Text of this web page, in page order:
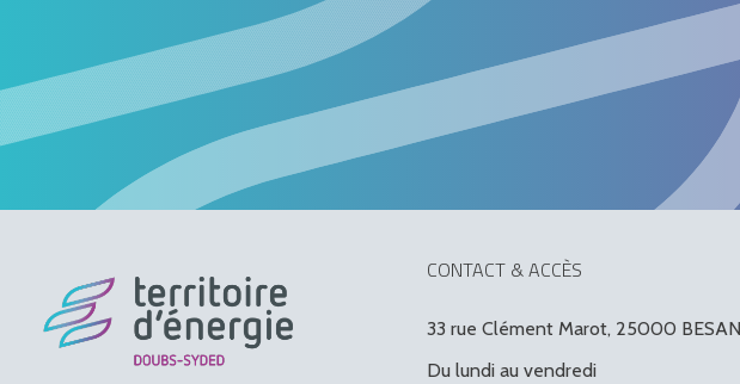
CONTACT & ACCÈS
33 rue Clément Marot, 25000
Du lundi au vendredi